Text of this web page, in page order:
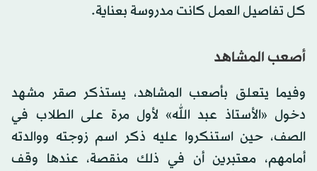
كل تفاصيل العمل كانت مدروسة بعناية.
أصعب المشاهد
وفيما يتعلق بأصعب المشاهد، يستذكر صقر مشهد
دخول «الأستاذ عبد الله» لأول مرة على الطلاب في
الصف، حين استنكروا عليه ذكر اسم زوجته ووالدته
أمامهم، معتبرين أن في ذلك منقصة، عندها وقف